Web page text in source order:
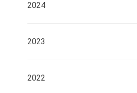
2024
2023
2022